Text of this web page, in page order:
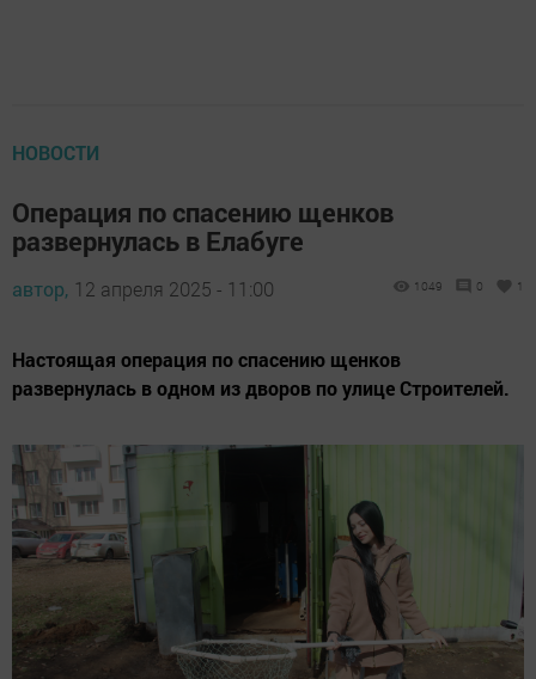
НОВОСТИ
Операция по спасению щенков
развернулась в Елабуге
автор, 12 апреля 2025 - 11:00 1049 0 1
Настоящая операция по спасению щенков
развернулась в одном из дворов по улице Строителей.